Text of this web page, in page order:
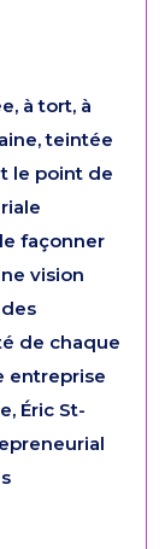
à tort, à
teintée
le point de
façonner
vision
de chaque
entreprise
Éric St-